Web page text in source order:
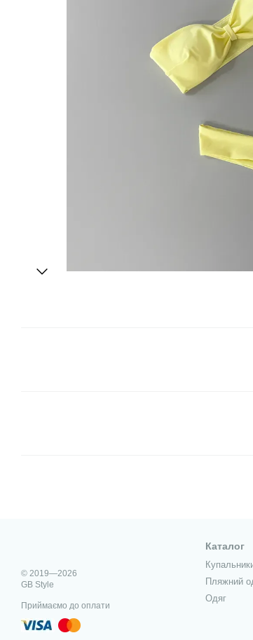
© 2019—2026
GB Style
Приймаємо до оплати
Каталог
Пляжний
Одяг